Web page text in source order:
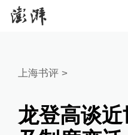
上海书评>
龙登高谈